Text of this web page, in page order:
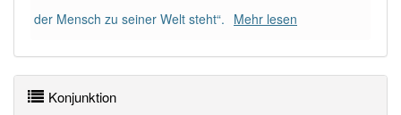
der Mensch zu seiner Welt steht“. Mehr lesen
Konjunktion